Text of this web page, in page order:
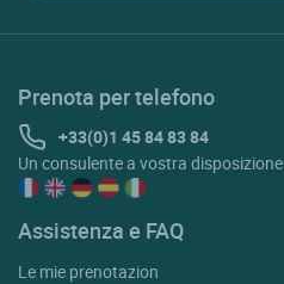
Prenota per telefono
+33(0)1 45 84 83 84
Un consulente a vostra disposizione
Assistenza e FAQ
Le mie prenotazion